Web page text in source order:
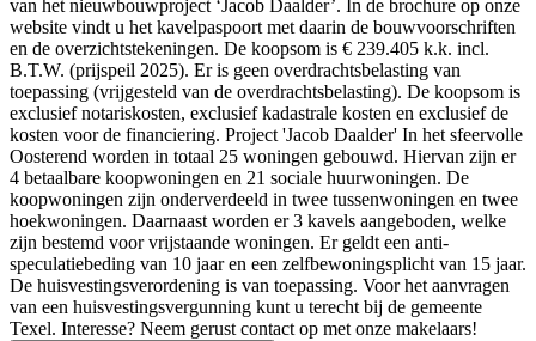
van het nieuwbouwproject ‘Jacob Daalder’. In de brochure op onze
website vindt u het kavelpaspoort met daarin de bouwvoorschriften
en de overzichtstekeningen. De koopsom is € 239.405 k.k. incl.
B.T.W. (prijspeil 2025). Er is geen overdrachtsbelasting van
toepassing (vrijgesteld van de overdrachtsbelasting). De koopsom is
exclusief notariskosten, exclusief kadastrale kosten en exclusief de
kosten voor de financiering. Project 'Jacob Daalder' In het sfeervolle
Oosterend worden in totaal 25 woningen gebouwd. Hiervan zijn er
4 betaalbare koopwoningen en 21 sociale huurwoningen. De
koopwoningen zijn onderverdeeld in twee tussenwoningen en twee
hoekwoningen. Daarnaast worden er 3 kavels aangeboden, welke
zijn bestemd voor vrijstaande woningen. Er geldt een anti-
speculatiebeding van 10 jaar en een zelfbewoningsplicht van 15 jaar.
De huisvestingsverordening is van toepassing. Voor het aanvragen
van een huisvestingsvergunning kunt u terecht bij de gemeente
Texel. Interesse? Neem gerust contact op met onze makelaars!